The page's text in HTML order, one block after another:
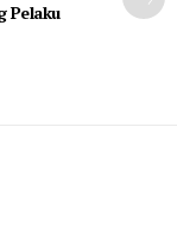
Pelaku